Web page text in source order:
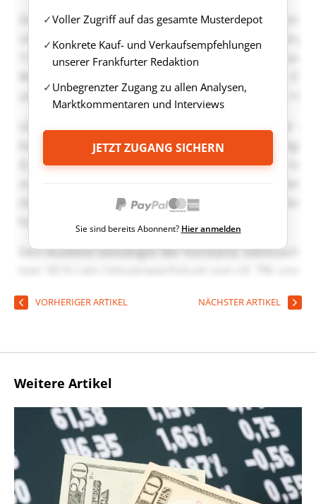
Voller Zugriff auf das gesamte Musterdepot
Konkrete Kauf- und Verkaufsempfehlungen
unserer Frankfurter Redaktion
Unbegrenzter Zugang zu allen Analysen,
Marktkommentaren und Interviews
JETZT ZUGANG SICHERN
Sie sind bereits Abonnent? Hier anmelden
VORHERIGER ARTIKEL NÄCHSTER ARTIKEL
Weitere Artikel